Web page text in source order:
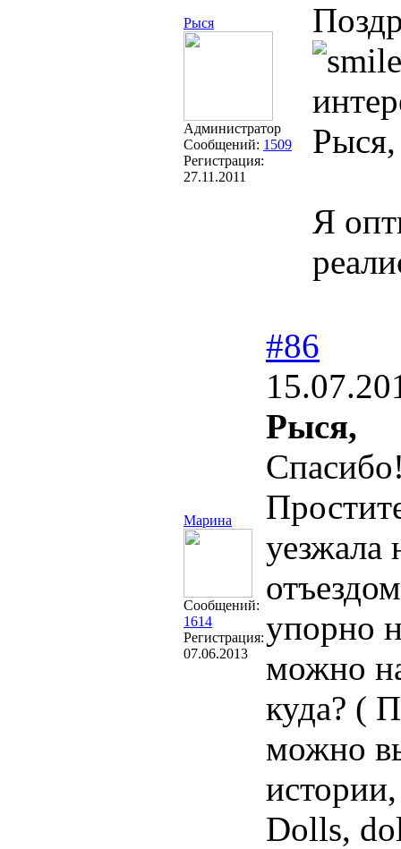
Рыся
Администратор
Сообщений: 1509
Регистрация:
27.11.2011
Рыся,
Я
Марина
Сообщений:
1614
Регистрация:
07.06.2013
#86
Рыся,
уезжала
упорно
можно
куда? (
можно
Dolls,